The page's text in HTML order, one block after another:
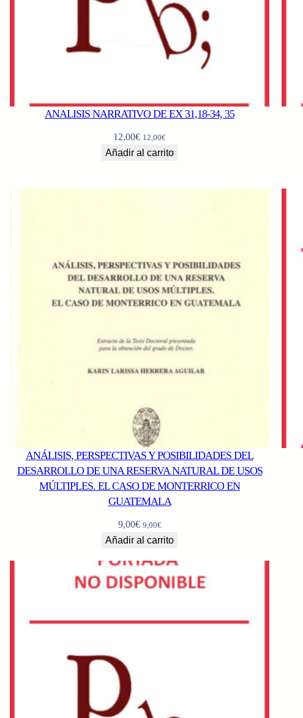
ANALISIS NARRATIVO DE EX 31,18-34, 35
12,00€ 12,00€
Añadir al carrito
ANÁLISIS, PERSPECTIVAS Y POSIBILIDADES DEL
DESARROLLO DE UNA RESERVA NATURAL DE USOS
MÚLTIPLES. EL CASO DE MONTERRICO EN
GUATEMALA
9,00€ 9,00€
Añadir al carrito